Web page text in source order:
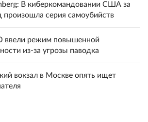
В киберкомандовании США за
произошла серия самоубийств
ввели режим повышенной
из-за угрозы паводка
вокзал в Москве опять ищет